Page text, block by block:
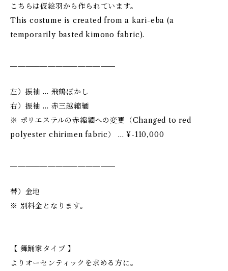
こちらは仮絵羽から作られています。
This costume is created from a kari-eba (a
temporarily basted kimono fabric).
左）振袖 … 飛鶴ぼかし
右）振袖 … 赤三越縮緬
※ ポリエステルの赤縮緬への変更（Changed to red
polyester chirimen fabric） … ¥-110,000
帯）金地
※ 別料金となります。
【 舞踊家タイプ 】
よりオーセンティックを求める方に。